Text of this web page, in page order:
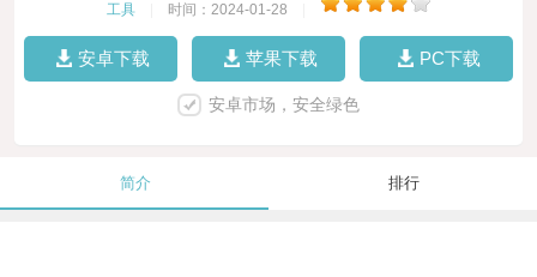
工具 时间：2024-01-28
安卓下载 苹果下载 PC下载
安卓市场，安全绿色
简介 排行